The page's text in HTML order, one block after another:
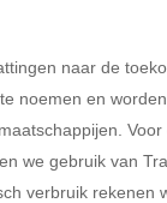
69.399,- )
bijdrage
naar de
noemen en
we gebruik van
verbruik rekenen